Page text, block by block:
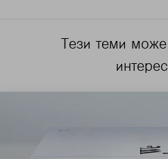
Тези теми